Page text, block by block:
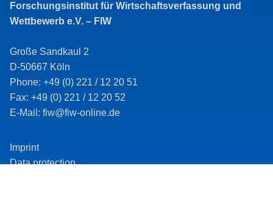
Forschungsinstitut für Wirtschaftsverfassung und
Wettbewerb e.V. – FIW
Große Sandkaul 2
D-50667 Köln
Phone: +49 (0) 221 / 12 20 51
Fax: +49 (0) 221 / 12 20 52
E-Mail: fiw@fiw-online.de
Imprint
Data protection